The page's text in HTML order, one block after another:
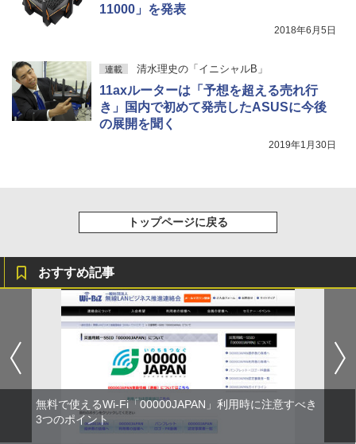
11000」を発表
2018年6月5日
連載 清水理史の「イニシャルB」
11axルーターは「予想を超える売れ行
き」国内で初めて発売したASUSに今後
の展開を聞く
2019年1月30日
トップページに戻る
おすすめ記事
無料で使えるWi-Fi「00000JAPAN」利用時に注意すべき
3つのポイント